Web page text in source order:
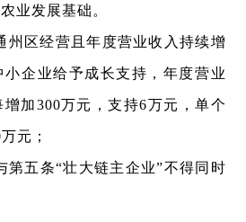
业发展基础。
州区经营且年度营业收入持续增
企业给予成长支持，年度营业
加300万元，支持6万元，单个
元；
第五条“壮大链主企业”不得同时